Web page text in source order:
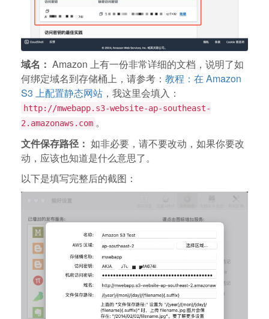
域名： Amazon 上有一份非常详细的文档，说明了如
何绑定域名到存储桶上，请参考： 教程：在 Amazon
S3 上配置静态网站 ，我这里会填入：
http://mwebapp.s3-website-ap-southeast-
2.amazonaws.com 。
文件保存路径： 如非必要，请不要改动，如果你要改
动，应该也知道是什么意思了。
以下是填写完整后的截图：